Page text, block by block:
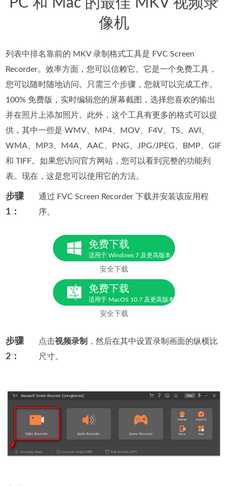
像机
列表中排名靠前的 MKV 录制格式工具是 FVC Screen
Recorder。效率方面，您可以信赖它。它是一个免费工具，
您可以随时随地访问。只需三个步骤，您就可以完成工作。
100% 免费版，实时编辑您的屏幕截图，选择您喜欢的输出
并在照片上添加照片。此外，这个工具有更多的格式可以提
供，其中一些是 WMV、MP4、MOV、F4V、TS、AVI、
WMA、MP3、M4A、AAC、PNG、JPG/JPEG、BMP、GIF
和 TIFF。如果您访问官方网站，您可以看到完整的功能列
表。现在，这是您可以使用它的方法。
步骤
1：
通过 FVC Screen Recorder 下载并安装该应用程
序。
免费下载
适用于 Windows 7 及更高版本
安全下载
免费下载
适用于 MacOS 10.7 及更高版本
安全下载
步骤
2：
点击视频录制
，然后在其中设置录制画面的纵横比
尺寸。